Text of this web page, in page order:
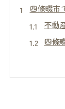
四條畷市
不動
四條
不